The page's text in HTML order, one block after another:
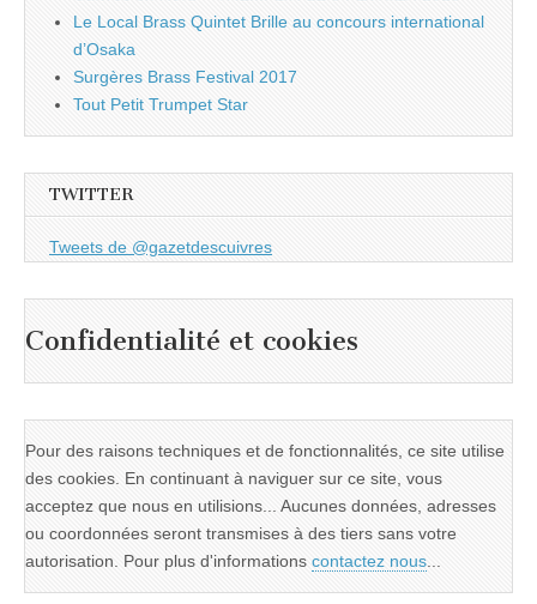
Le Local Brass Quintet Brille au concours international
d’Osaka
Surgères Brass Festival 2017
Tout Petit Trumpet Star
TWITTER
Tweets de @gazetdescuivres
Confidentialité et cookies
Pour des raisons techniques et de fonctionnalités, ce site utilise
des cookies. En continuant à naviguer sur ce site, vous
acceptez que nous en utilisions... Aucunes données, adresses
ou coordonnées seront transmises à des tiers sans votre
autorisation. Pour plus d'informations contactez nous...